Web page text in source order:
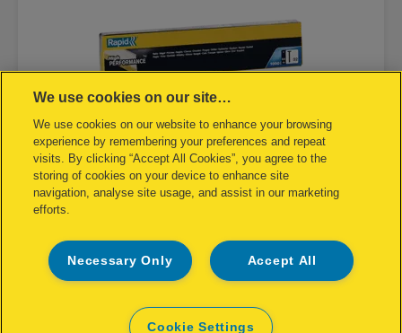
[MISSING TRANSLATIONS FOR
/PRODUCT/CATEGORYMOREDETAILSLABEL
We use cookies on our site…
We use cookies on our website to enhance your browsing
experience by remembering your preferences and repeat
visits. By clicking “Accept All Cookies”, you agree to the
storing of cookies on your device to enhance site
navigation, analyse site usage, and assist in our marketing
efforts.
Accept All
Necessary Only
Cookie Settings